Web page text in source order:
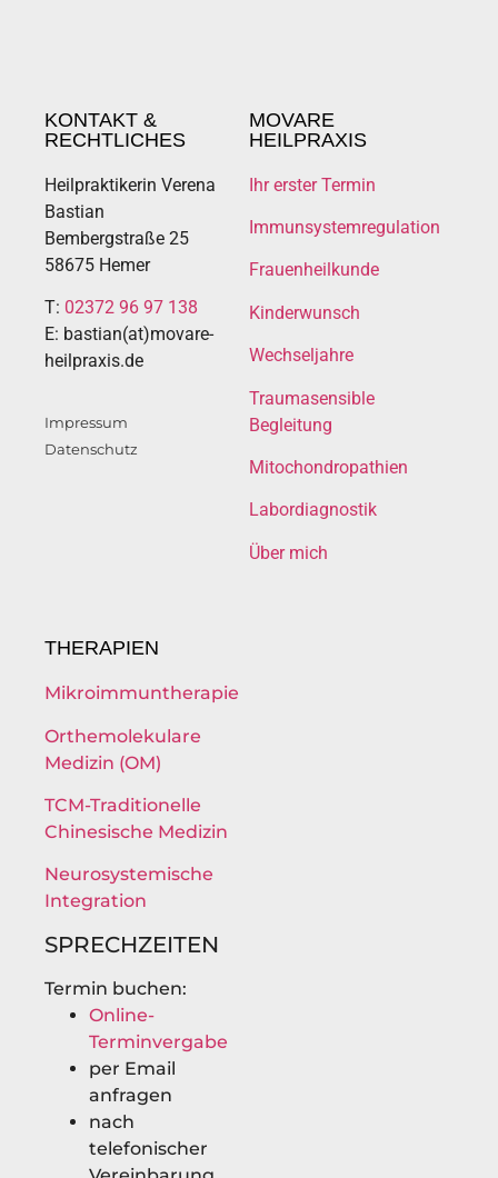
KONTAKT &
RECHTLICHES
Heilpraktikerin Verena
Bastian
Bembergstraße 25
58675 Hemer
T: 02372 96 97 138
E: bastian(at)movare-
heilpraxis.de
Impressum
Datenschutz
MOVARE
HEILPRAXIS
Ihr erster Termin
Immunsystemregulation
Frauenheilkunde
Kinderwunsch
Wechseljahre
Traumasensible
Begleitung
Mitochondropathien
Labordiagnostik
Über mich
THERAPIEN
Mikroimmuntherapie
Orthemolekulare
Medizin (OM)
TCM-Traditionelle
Chinesische Medizin
Neurosystemische
Integration
SPRECHZEITEN
Termin buchen:
Online-
Terminvergabe
per Email
anfragen
nach
telefonischer